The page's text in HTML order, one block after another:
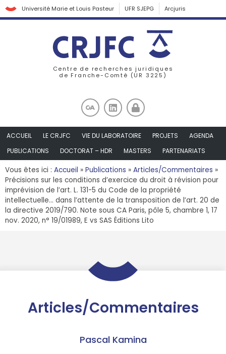
Université Marie et Louis Pasteur UFR SJEPG Arcjuris
Centre de recherches juridiques
de Franche-Comté (UR 3225)
ACCUEIL LE CRJFC VIE DU LABORATOIRE PROJETS
AGENDA
PUBLICATIONS
DOCTORAT – HDR MASTERS PARTENARIATS
Vous êtes ici : Accueil » Publications » Articles/Commentaires »
Précisions sur les conditions d’exercice du droit à révision pour
imprévision de l’art. L. 131-5 du Code de la propriété
intellectuelle… dans l’attente de la transposition de l’art. 20 de
la directive 2019/790. Note sous CA Paris, pôle 5, chambre 1, 17
nov. 2020, n° 19/01989, E vs SAS Éditions Lito
Articles/Commentaires
Pascal Kamina